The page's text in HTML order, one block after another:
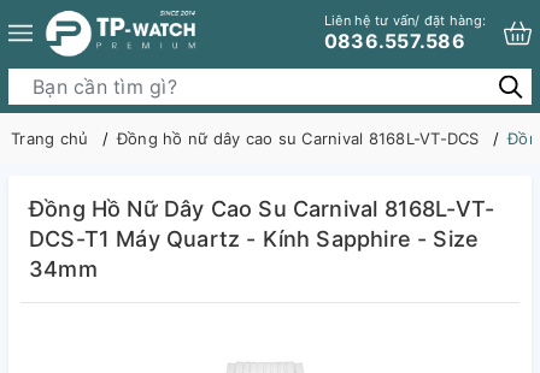
Liên hệ tư vấn/ đặt hàng:
0836.557.586
Trang chủ Đồng hồ nữ dây cao su Carnival 8168L-VT-DCS
Đồng Hồ Nữ Dây Cao Su Carnival 8168L-VT-
DCS-T1 Máy Quartz - Kính Sapphire - Size
34mm